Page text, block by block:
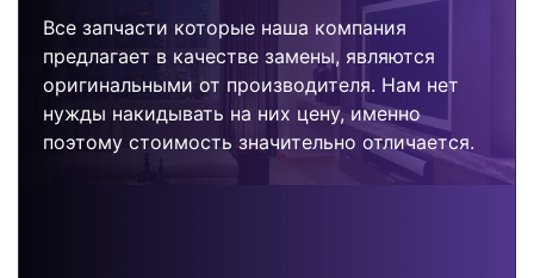
Все запчасти которые наша компания
предлагает в качестве замены, являются
оригинальными от производителя. Нам нет
нужды накидывать на них цену, именно
поэтому стоимость значительно отличается.